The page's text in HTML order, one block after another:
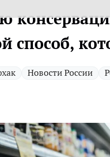
способ,
Новости России